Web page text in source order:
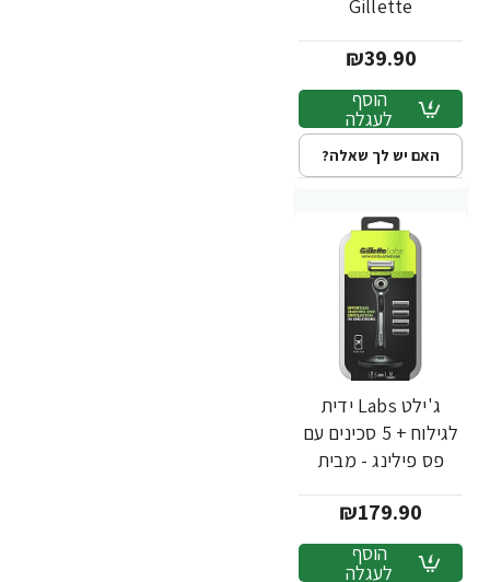
Gillette
₪39.90
הוסף
לעגלה
האם יש לך שאלה?
ג'ילט Labs ידית
לגילוח + 5 סכינים עם
פס פילינג - מבית
₪179.90
הוסף
לעגלה